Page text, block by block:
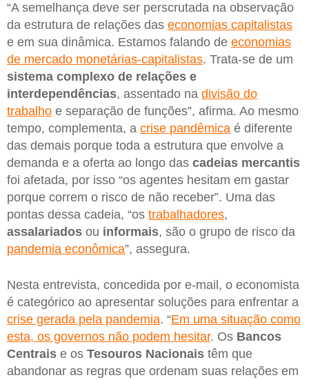
“A semelhança deve ser perscrutada na observação
da estrutura de relações das economias capitalistas
e em sua dinâmica. Estamos falando de economias
de mercado monetárias-capitalistas. Trata-se de um
sistema complexo de relações e
interdependências, assentado na divisão do
trabalho e separação de funções”, afirma. Ao mesmo
tempo, complementa, a crise pandêmica é diferente
das demais porque toda a estrutura que envolve a
demanda e a oferta ao longo das cadeias mercantis
foi afetada, por isso “os agentes hesitam em gastar
porque correm o risco de não receber”. Uma das
pontas dessa cadeia, “os trabalhadores,
assalariados ou informais, são o grupo de risco da
pandemia econômica”, assegura.
Nesta entrevista, concedida por e-mail, o economista
é categórico ao apresentar soluções para enfrentar a
crise gerada pela pandemia. “Em uma situação como
esta, os governos não podem hesitar. Os Bancos
Centrais e os Tesouros Nacionais têm que
abandonar as regras que ordenam suas relações em